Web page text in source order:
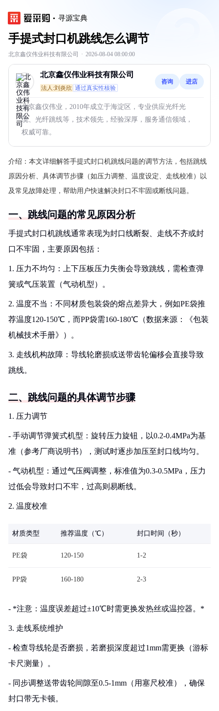
寻源宝典
手提式封口机跳线怎么调节
北京鑫仪伟业科技有限公司 · 2026-08-04 08:00:00
北京鑫仪伟业科技有限公司
法人:刘炎欣 通过真实性核验
咨询 进店
北京鑫仪伟业，2010年成立于海淀区，专业供应光纤光
缆、光纤跳线等，技术领先，经验深厚，服务通信领域，
权威可靠。
介绍： 本文详细解答手提式封口机跳线问题的调节方法，包括跳线
原因分析、具体调节步骤（如压力调整、温度设定、走线校准）以
及常见故障处理，帮助用户快速解决封口不牢固或断线问题。
一、跳线问题的常见原因分析
手提式封口机跳线通常表现为封口线断裂、走线不齐或封
口不牢固，主要原因包括：
1. 压力不均匀：上下压板压力失衡会导致跳线，需检查弹
簧或气压装置（气动机型）。
2. 温度不当：不同材质包装袋的熔点差异大，例如PE袋推
荐温度120-150℃，而PP袋需160-180℃（数据来源：《包装
机械技术手册》）。
3. 走线机构故障：导线轮磨损或送带齿轮偏移会直接导致
跳线。
二、跳线问题的具体调节步骤
1. 压力调节
- 手动调节弹簧式机型：旋转压力旋钮，以0.2-0.4MPa为基
准（参考厂商说明书），测试时逐步加压至封口线均匀。
- 气动机型：通过气压阀调整，标准值为0.3-0.5MPa，压力
过低会导致封口不牢，过高则易断线。
2. 温度校准
材质类型 推荐温度（℃） 封口时间（秒）
PE袋 120-150 1-2
PP袋 160-180 2-3
- *注意：温度误差超过±10℃时需更换发热丝或温控器。*
3. 走线系统维护
- 检查导线轮是否磨损，若磨损深度超过1mm需更换（游标
卡尺测量）。
- 同步调整送带齿轮间隙至0.5-1mm（用塞尺校准），确保
封口带无卡顿。